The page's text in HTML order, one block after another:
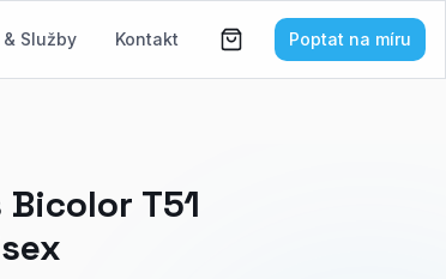
& Služby Kontakt Poptat na míru
T51